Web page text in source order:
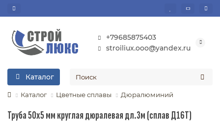
+79685875403
stroiliux.ooo@yandex.ru
Каталог
Каталог Цветные сплавы Дюралюминий
Труба 50х5 мм круглая дюралевая дл.3м (сплав Д16Т)